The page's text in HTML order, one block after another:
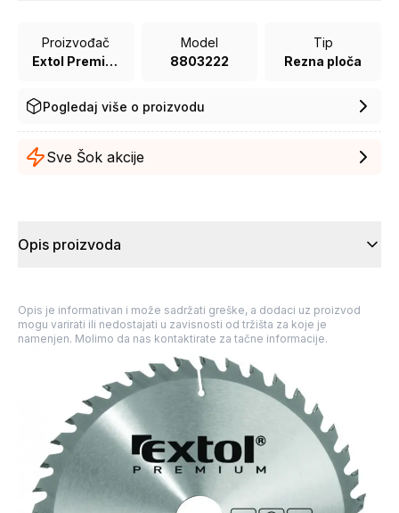
Proizvođač
Extol Premium
Model
8803222
Tip
Rezna ploča
Pogledaj više o proizvodu
Sve Šok akcije
Opis proizvoda
Opis je informativan i može sadržati greške, a dodaci uz proizvod
mogu varirati ili nedostajati u zavisnosti od tržišta za koje je
namenjen. Molimo da nas kontaktirate za tačne informacije.